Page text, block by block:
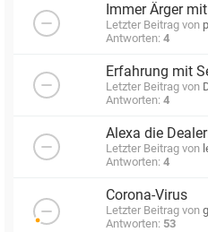
Immer Ärger
Letzter Beitrag von
Antworten: 4
Erfahrung mit
Letzter Beitrag von
Antworten: 4
Alexa die
Letzter Beitrag von
Antworten: 4
Corona-Virus
Letzter Beitrag von
Antworten: 53